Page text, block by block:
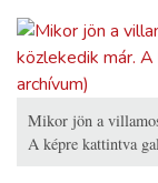
BELÉPÉS
REGISZTRÁCIÓ
Mikor jön a
A képre kattintva